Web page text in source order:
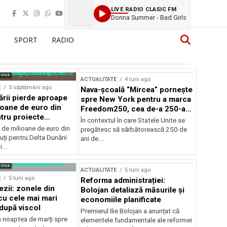
LIVE RADIO CLASIC FM
Donna Summer - Bad Girls
SPORT RADIO
3 săptămâni ago
pierde aproape
de euro din
proiecte
milioane de euro din
pentru Delta Dunării
ACTUALITATE 4 luni ago
Nava-școală “Mircea” pornește
spre New York pentru a marca
Freedom250, cea de-a 250-a
aniversare a Statelor Unite
În contextul în care Statele Unite se
pregătesc să sărbătorească 250 de
ani de...
5 luni ago
zonele din
cele mai mari
viscol
noaptea de marți spre
ACTUALITATE 5 luni ago
Reforma administrației:
Bolojan detaliază măsurile și
economiile planificate
Premierul Ilie Bolojan a anunțat că
elementele fundamentale ale reformei